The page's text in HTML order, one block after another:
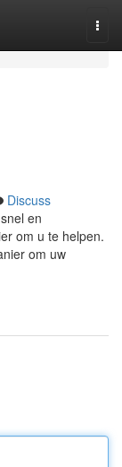
Discuss
en
om u te helpen.
om uw